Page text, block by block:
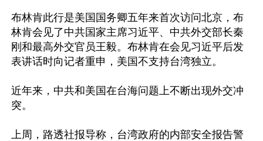
布林肯此行是美国国务卿五年来首次访问北京，布
林肯会见了中共国家主席习近平、中共外交部长秦
刚和最高外交官员王毅。布林肯在会见习近平后发
表讲话时向记者重申，美国不支持台湾独立。
近年来，中共和美国在台海问题上不断出现外交冲
突。
上周，路透社报导称，台湾政府的内部安全报告警